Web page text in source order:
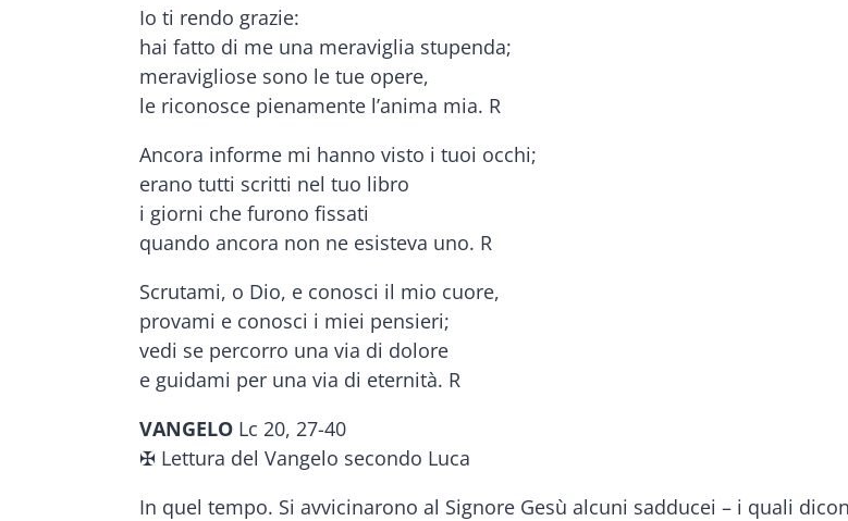
Io ti rendo grazie:
hai fatto di me una meraviglia stupenda;
meravigliose sono le tue opere,
le riconosce pienamente l’anima mia. R
Ancora informe mi hanno visto i tuoi occhi;
erano tutti scritti nel tuo libro
i giorni che furono fissati
quando ancora non ne esisteva uno. R
Scrutami, o Dio, e conosci il mio cuore,
provami e conosci i miei pensieri;
vedi se percorro una via di dolore
e guidami per una via di eternità. R
VANGELO Lc 20, 27-40
✠ Lettura del Vangelo secondo Luca
In quel tempo. Si avvicinarono al Signore Gesù alcuni sadducei – i quali